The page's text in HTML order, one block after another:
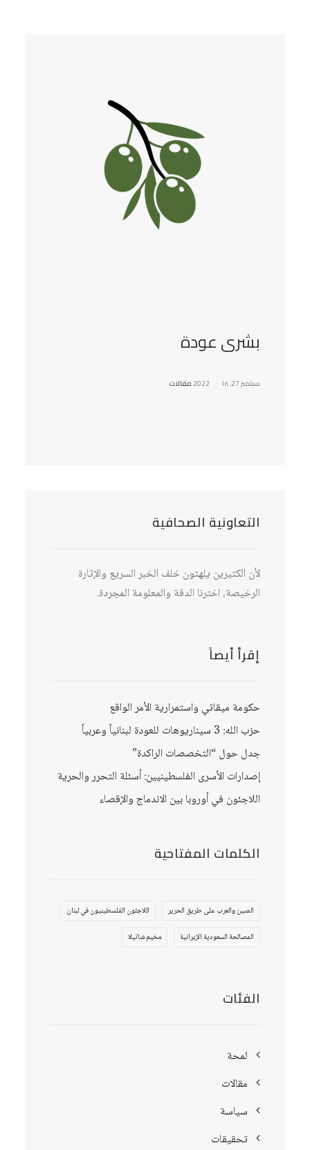
بشرى عودة
سبتمبر 27, 2022 In مقالات
التعاونية الصحافية
لأن الكثيرين يلهثون خلف الخبر السريع والإثارة
الرخيصة، اخترنا الدقة والمعلومة المجردة.
إقرأ أيصاً
حكومة ميقاتي واستمرارية الأمر الواقع
حزب الله: 3 سيناريوهات للعودة لبنانياً وعربياً
جدل حول “التخصصات الراكدة”
إصدارات الأسرى الفلسطينيين: أسئلة التحرر والحرية
اللاجئون في أوروبا بين الاندماج والإقصاء
الكلمات المفتاحية
الصين والعرب على طريق الحرير
اللاجئون الفلسطينيون في لبنان
المصالحة السعودية الإيرانية
مخيم شاتيلا
الفئات
لمحة
مقالات
سياسة
تحقيقات